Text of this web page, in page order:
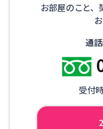
お部屋のこと、
通
受付